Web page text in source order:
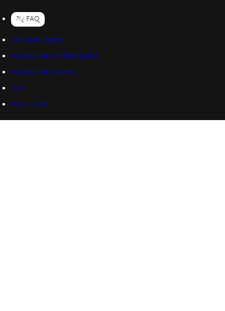
?!¿ FAQ
Mentions légales
Politique de confidentialité
Politique de cookies
CGV
Plan du site